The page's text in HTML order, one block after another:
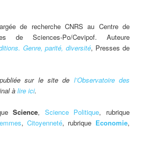
de recherche CNRS au Centre de
de Sciences-Po/Cevipof. Auteure
Genre, parité, diversité, Presses de
sur le site de l’Observatoire des
àlire ici.
Science, Science Politique, rubrique
, Citoyenneté, rubrique Economie,